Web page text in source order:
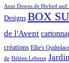
Anni Downs de Htched and
Designs BOX
de l'Avent
créations Ellie's Quiltplace
de Hélène Leberre